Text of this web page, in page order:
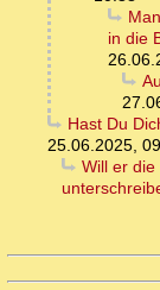
in die
Hast Du
25.06.2025,
Will er